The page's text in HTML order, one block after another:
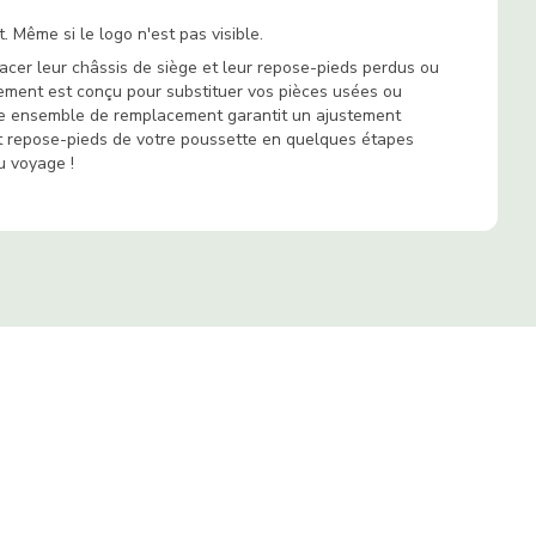
Même si le logo n'est pas visible.
leur châssis de siège et leur repose-pieds perdus ou
est conçu pour substituer vos pièces usées ou
ensemble de remplacement garantit un ajustement
pieds de votre poussette en quelques étapes
voyage !